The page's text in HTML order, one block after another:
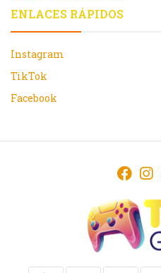
ENLACES RÁPIDOS
Instagram
TikTok
Facebook